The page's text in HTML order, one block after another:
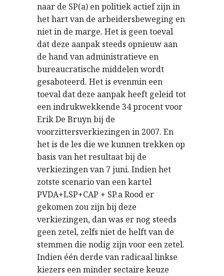
naar de SP(a) en politiek actief zijn in
het hart van de arbeidersbeweging en
niet in de marge. Het is geen toeval
dat deze aanpak steeds opnieuw aan
de hand van administratieve en
bureaucratische middelen wordt
gesaboteerd. Het is evenmin een
toeval dat deze aanpak heeft geleid tot
een indrukwekkende 34 procent voor
Erik De Bruyn bij de
voorzittersverkiezingen in 2007. En
het is de les die we kunnen trekken op
basis van het resultaat bij de
verkiezingen van 7 juni. Indien het
zotste scenario van een kartel
PVDA+LSP+CAP + SP.a Rood er
gekomen zou zijn bij deze
verkiezingen, dan was er nog steeds
geen zetel, zelfs niet de helft van de
stemmen die nodig zijn voor een zetel.
Indien één derde van radicaal linkse
kiezers een minder sectaire keuze